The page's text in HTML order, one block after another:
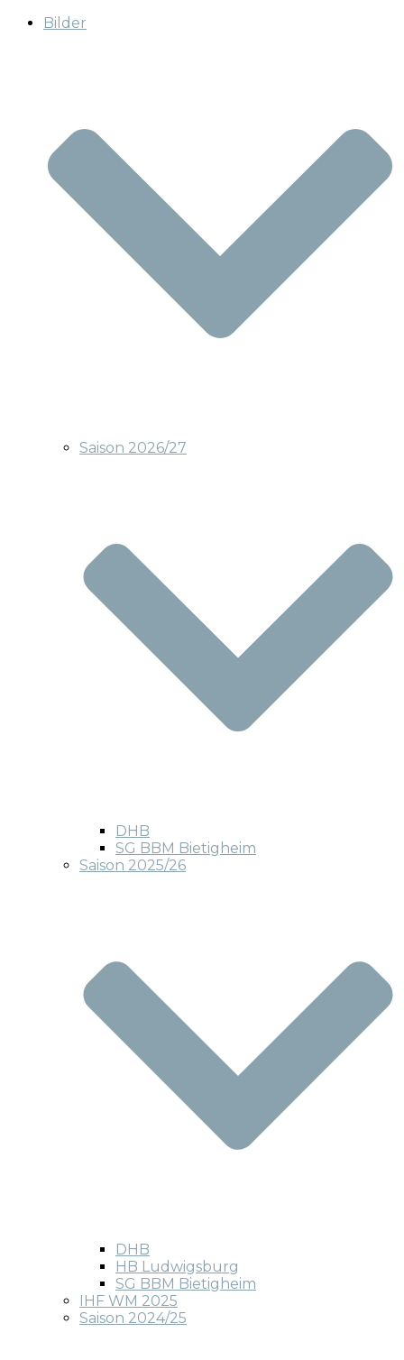
Bilder
Saison 2026/27
DHB
SG BBM Bietigheim
Saison 2025/26
DHB
HB Ludwigsburg
SG BBM Bietigheim
IHF WM 2025
Saison 2024/25